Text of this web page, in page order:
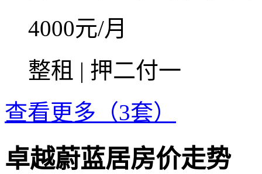
4000元/月
整租 | 押二付一
查看更多（3套）
卓越蔚蓝居房价走势